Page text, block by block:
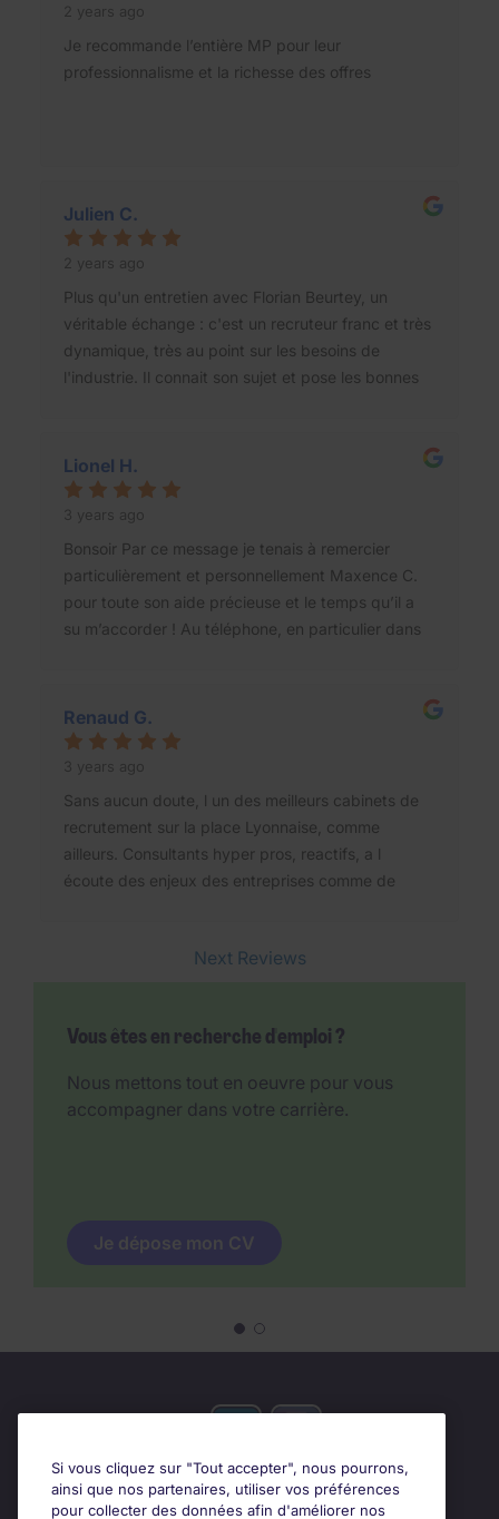
2 years ago
Je recommande l’entière MP pour leur
professionnalisme et la richesse des offres
Julien C.
2 years ago
Plus qu'un entretien avec Florian Beurtey, un
véritable échange : c'est un recruteur franc et très
dynamique, très au point sur les besoins de
l'industrie. Il connait son sujet et pose les bonnes
Lionel H.
3 years ago
Bonsoir Par ce message je tenais à remercier
particulièrement et personnellement Maxence C.
pour toute son aide précieuse et le temps qu’il a
su m’accorder ! Au téléphone, en particulier dans
à toute l’équipe
Renaud G.
3 years ago
Sans aucun doute, l un des meilleurs cabinets de
recrutement sur la place Lyonnaise, comme
ailleurs. Consultants hyper pros, reactifs, a l
écoute des enjeux des entreprises comme de
Next Reviews
Vous êtes en recherche d'emploi ?
Nous mettons tout en oeuvre pour vous
accompagner dans votre carrière.
Je dépose mon CV
Si vous cliquez sur "Tout accepter", nous pourrons,
ainsi que nos partenaires, utiliser vos préférences
pour collecter des données afin d'améliorer nos